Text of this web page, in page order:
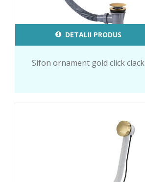
DETALII PRODUS
Sifon ornament gold click clack